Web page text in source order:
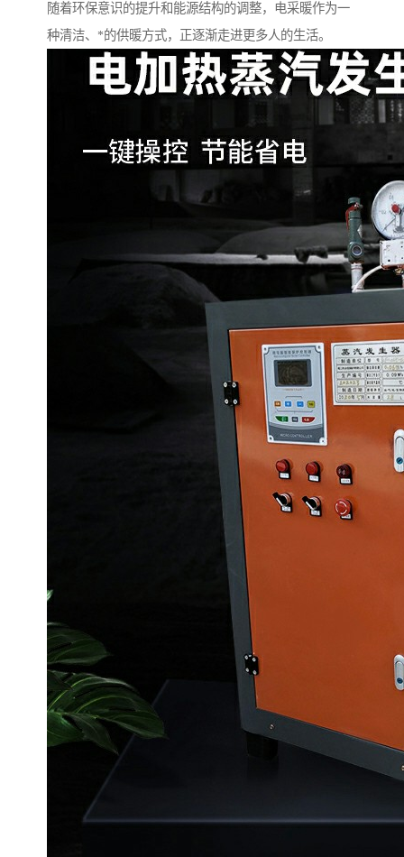
随着环保意识的提升和能源结构的调整，电采暖作为一
种清洁、*的供暖方式，正逐渐走进更多人的生活。